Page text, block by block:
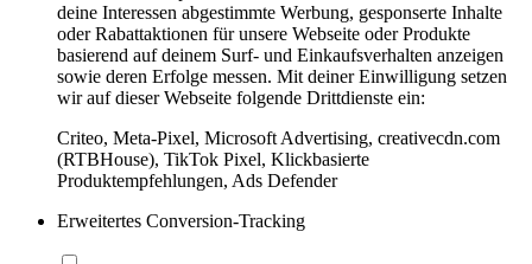
deine Interessen abgestimmte Werbung, gesponserte Inhalte
oder Rabattaktionen für unsere Webseite oder Produkte
basierend auf deinem Surf- und Einkaufsverhalten anzeigen
sowie deren Erfolge messen. Mit deiner Einwilligung setzen
wir auf dieser Webseite folgende Drittdienste ein:
Criteo, Meta-Pixel, Microsoft Advertising, creativecdn.com
(RTBHouse), TikTok Pixel, Klickbasierte
Produktempfehlungen, Ads Defender
Erweitertes Conversion-Tracking